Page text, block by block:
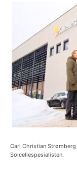
Carl Christian
Solcellespesialisten.